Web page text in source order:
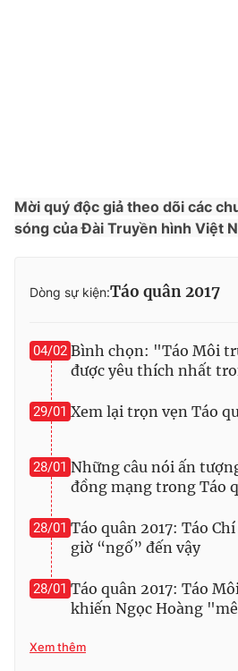
VTV9 VTV8
THỜI BÁO VTV
Theo dõi báo trên
Cơ quan chủ quản:Đài Truyền hình
Cơ quan báo chí:
Thời báo VTV
Giấy phép hoạt động báo in và báo
cấp ngày 29/12/2023
Tổng Biên tập:Vũ Thanh Thủy
Phó Tổng Biên tập:Nguyễn Thị Mỹ
Tổng đài VTV:
Mời quý độc giả theo dõi các
sóng của Đài Truyền hình Việt
Dòng sự kiện:Táo quân 2017
04/02 Bình chọn: "Táo Môi
được yêu thích nhất
29/01 Xem lại trọn vẹn Táo
28/01 Những câu nói ấn
đồng mạng trong Táo
28/01 Táo quân 2017: Táo
giờ “ngố” đến vậy
28/01 Táo quân 2017: Táo
khiến Ngọc Hoàng
Xem thêm